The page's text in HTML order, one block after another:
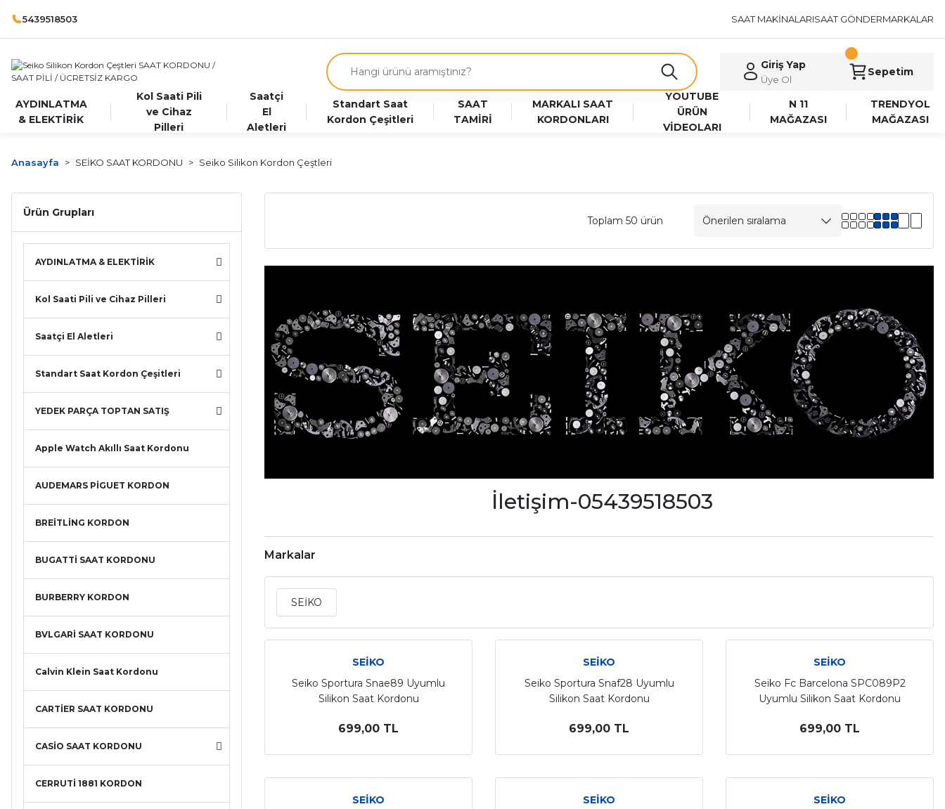
5439518503 SAAT MAKİNALARISAAT GÖNDERMARKALAR
Giriş Yap
Üye Ol
Sepetim
AYDINLATMA
& ELEKTİRİK
Kol Saati Pili
ve Cihaz
Pilleri
Saatçi
El
Aletleri
Standart Saat
Kordon Çeşitleri
SAAT
TAMİRİ
MARKALI SAAT
KORDONLARI
YOUTUBE
ÜRÜN
VİDEOLARI
N 11
MAĞAZASI
TRENDYOL
MAĞAZASI
Anasayfa SEİKO SAAT KORDONU Seiko Silikon Kordon Çeştleri
Ürün Grupları
AYDINLATMA & ELEKTİRİK
Kol Saati Pili ve Cihaz Pilleri
Saatçi El Aletleri
Standart Saat Kordon Çeşitleri
YEDEK PARÇA TOPTAN SATIŞ
Apple Watch Akıllı Saat Kordonu
AUDEMARS PİGUET KORDON
BREİTLİNG KORDON
BUGATTİ SAAT KORDONU
BURBERRY KORDON
BVLGARİ SAAT KORDONU
Calvin Klein Saat Kordonu
CARTİER SAAT KORDONU
CASİO SAAT KORDONU
CERRUTİ 1881 KORDON
Toplam 50 ürün
İletişim-05439518503
Markalar
SEİKO
SEİKO
Seiko Sportura Snae89 Uyumlu
Silikon Saat Kordonu
699,00 TL
SEİKO
Seiko Sportura Snaf28 Uyumlu
Silikon Saat Kordonu
699,00 TL
SEİKO
Seiko Fc Barcelona SPC089P2
Uyumlu Silikon Saat Kordonu
699,00 TL
SEİKO
SEİKO
SEİKO